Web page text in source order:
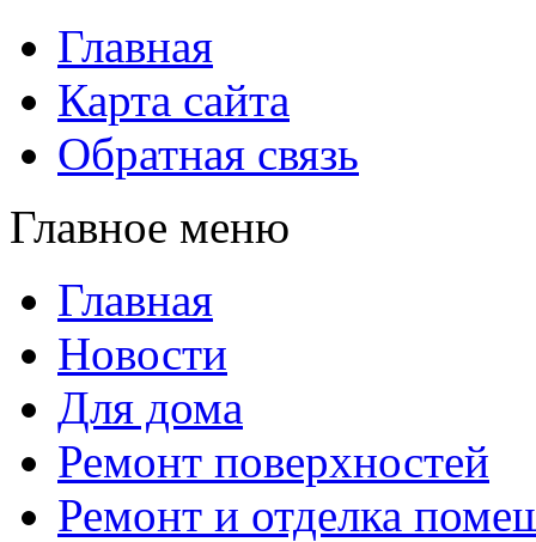
Главная
Карта сайта
Обратная связь
Главное меню
Главная
Новости
Для дома
Ремонт поверхностей
Ремонт и отделка